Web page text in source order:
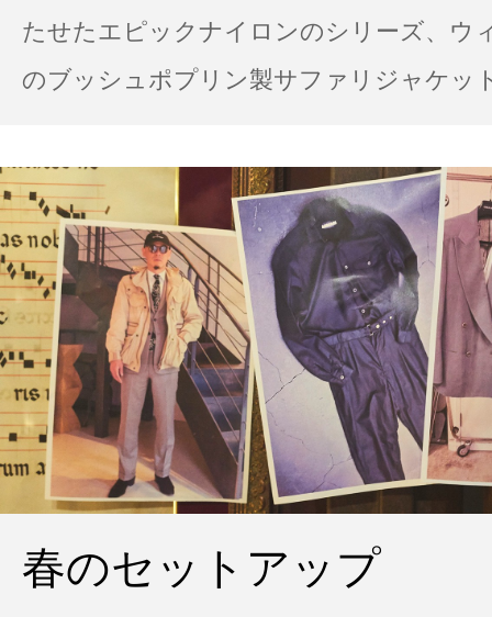
たせたエピックナイロンのシリーズ、ウ
のブッシュポプリン製サファリジャケッ
春のセットアップ